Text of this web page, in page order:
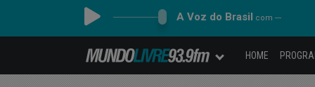
A Voz do Brasil com ---
HOME